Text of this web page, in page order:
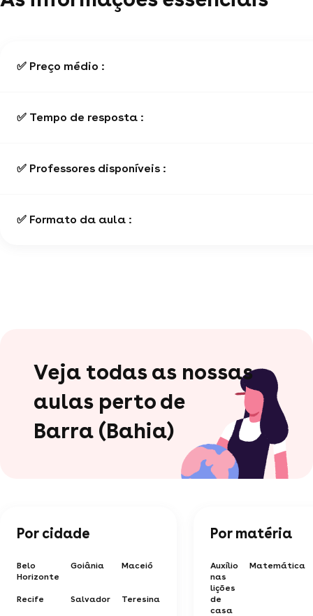
✅ Preço médio :
✅ Tempo de resposta :
✅ Professores disponíveis :
✅ Formato da aula :
Veja todas as nossas
aulas perto de
Barra (Bahia)
Por cidade
Belo
Horizonte
Goiânia Maceió
Recife Salvador Teresina
Por matéria
Auxílio
nas
lições
de
casa
Matemática